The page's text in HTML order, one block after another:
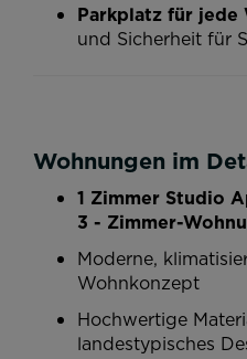
Parkplatz für jede
und Sicherheit für
Wohnungen im
1 Zimmer Studio
3 - Zimmer-
Moderne,
Wohnkonzept
Hochwertige
landestypisches